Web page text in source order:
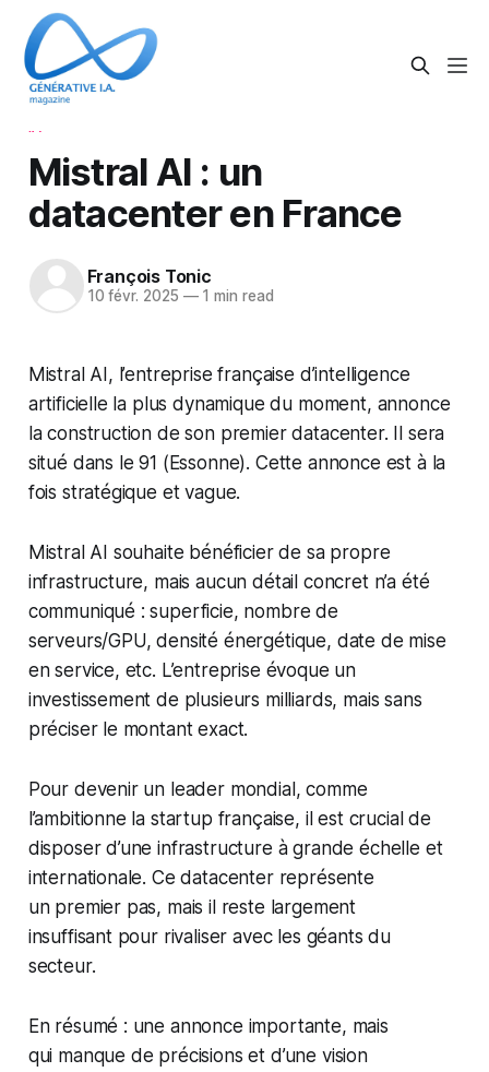
Mistral AI : un
datacenter en France
François Tonic
10 févr. 2025 —1 min read
Mistral AI, l’entreprise française d’intelligence
artificielle la plus dynamique du moment, annonce
la construction de son premier datacenter. Il sera
situé dans le 91 (Essonne). Cette annonce est à la
fois stratégique et vague.
Mistral AI souhaite bénéficier de sa propre
infrastructure, mais aucun détail concret n’a été
communiqué : superficie, nombre de
serveurs/GPU, densité énergétique, date de mise
en service, etc. L’entreprise évoque un
investissement de plusieurs milliards, mais sans
préciser le montant exact.
Pour devenir un leader mondial, comme
l’ambitionne la startup française, il est crucial de
disposer d’une infrastructure à grande échelle et
internationale. Ce datacenter représente
un premier pas, mais il reste largement
insuffisant pour rivaliser avec les géants du
secteur.
En résumé : une annonce importante, mais
qui manque de précisions et d’une vision